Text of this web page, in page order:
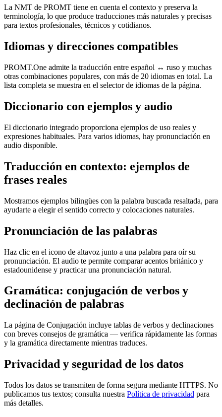
La NMT de PROMT tiene en cuenta el contexto y preserva la
terminología, lo que produce traducciones más naturales y precisas
para textos profesionales, técnicos y cotidianos.
Idiomas y direcciones compatibles
PROMT.One admite la traducción entre español ↔ ruso y muchas
otras combinaciones populares, con más de 20 idiomas en total. La
lista completa se muestra en el selector de idiomas de la página.
Diccionario con ejemplos y audio
El diccionario integrado proporciona ejemplos de uso reales y
expresiones habituales. Para varios idiomas, hay pronunciación en
audio disponible.
Traducción en contexto: ejemplos de
frases reales
Mostramos ejemplos bilingües con la palabra buscada resaltada, para
ayudarte a elegir el sentido correcto y colocaciones naturales.
Pronunciación de las palabras
Haz clic en el icono de altavoz junto a una palabra para oír su
pronunciación. El audio te permite comparar acentos británico y
estadounidense y practicar una pronunciación natural.
Gramática: conjugación de verbos y
declinación de palabras
La página de Conjugación incluye tablas de verbos y declinaciones
con breves consejos de gramática — verifica rápidamente las formas
y la gramática directamente mientras traduces.
Privacidad y seguridad de los datos
Todos los datos se transmiten de forma segura mediante HTTPS. No
publicamos tus textos; consulta nuestra Política de privacidad para
más detalles.